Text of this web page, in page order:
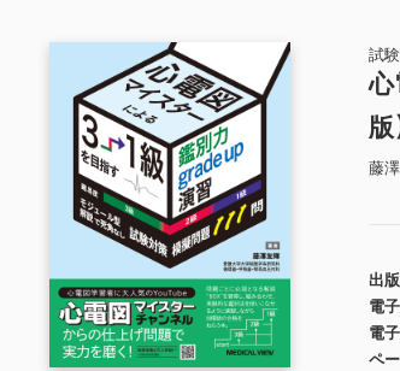
試
版
藤
出
電
電
ペ